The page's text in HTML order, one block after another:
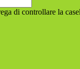
di controllare la